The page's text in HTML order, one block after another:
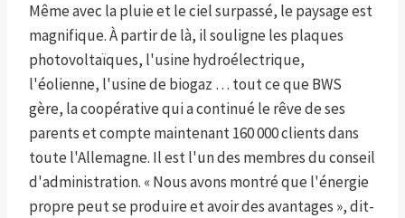
Même avec la pluie et le ciel surpassé, le paysage est
magnifique. À partir de là, il souligne les plaques
photovoltaïques, l'usine hydroélectrique,
l'éolienne, l'usine de biogaz … tout ce que BWS
gère, la coopérative qui a continué le rêve de ses
parents et compte maintenant 160 000 clients dans
toute l'Allemagne. Il est l'un des membres du conseil
d'administration. « Nous avons montré que l'énergie
propre peut se produire et avoir des avantages », dit-